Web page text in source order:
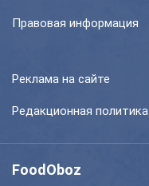
Правовая информация
Реклама на сайте
Редакционная политика
FoodOboz